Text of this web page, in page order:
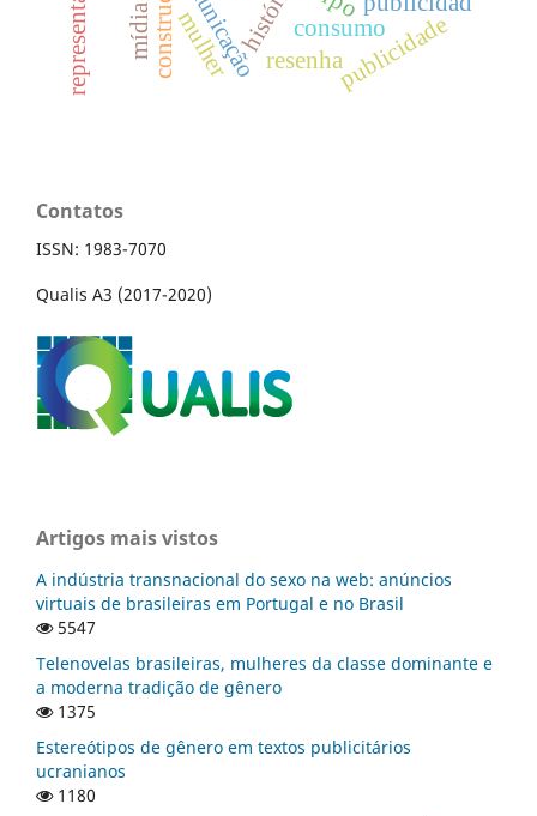
consumo
publicidade
mulher resenha
Contatos
ISSN: 1983-7070
Qualis A3 (2017-2020)
Artigos mais vistos
A indústria transnacional do sexo na web: anúncios
virtuais de brasileiras em Portugal e no Brasil
5547
Telenovelas brasileiras, mulheres da classe dominante e
a moderna tradição de gênero
1375
Estereótipos de gênero em textos publicitários
ucranianos
1180